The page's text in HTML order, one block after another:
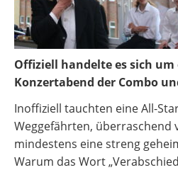
Offiziell handelte es sich
Konzertabend der Combo
Inoffiziell tauchten eine All-
Weggefährten, überraschend
mindestens eine streng
Warum das Wort